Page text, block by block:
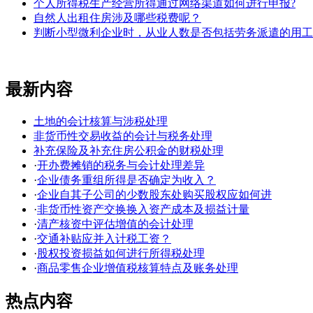
个人所得税生产经营所得通过网络渠道如何进行申报?
自然人出租住房涉及哪些税费呢？
判断小型微利企业时，从业人数是否包括劳务派遣的用
最新内容
土地的会计核算与涉税处理
非货币性交易收益的会计与税务处理
补充保险及补充住房公积金的财税处理
·开办费摊销的税务与会计处理差异
·企业债务重组所得是否确定为收入？
·企业自其子公司的少数股东处购买股权应如何进
·非货币性资产交换换入资产成本及损益计量
·清产核资中评估增值的会计处理
·交通补贴应并入计税工资？
·股权投资损益如何进行所得税处理
·商品零售企业增值税核算特点及账务处理
热点内容